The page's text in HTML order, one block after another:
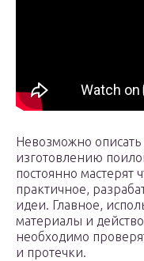
Невозможно
изготовлению
постоянно мастерят
практичное,
идеи. Главное,
материалы и
необходимо
и протечки.